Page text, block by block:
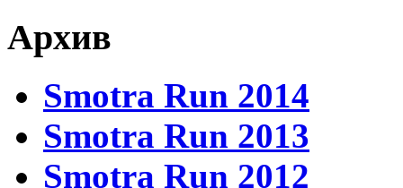
Архив
Smotra Run 2014
Smotra Run 2013
Smotra Run 2012